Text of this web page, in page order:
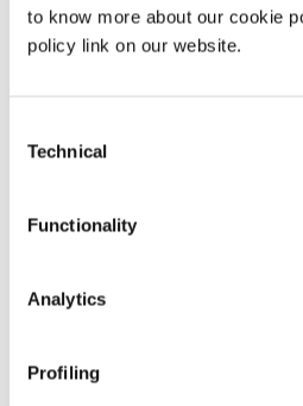
to know more about our cookie
policy link on our website.
Selection
Technical
Functionality
Analytics
Profiling
5231022. In geval van nood kunt
tijden telefonisch bereiken.